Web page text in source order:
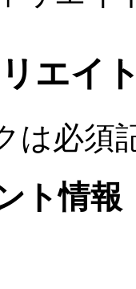
エイ
は必須
ト情報